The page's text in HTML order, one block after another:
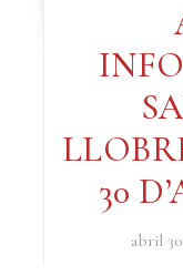
30
abril